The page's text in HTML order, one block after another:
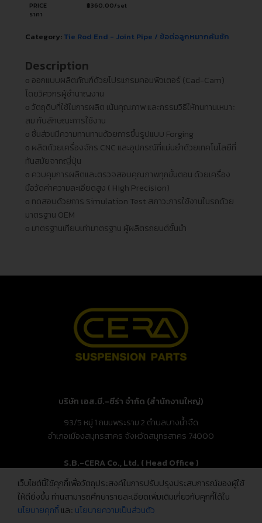
PRICE
ราคา
฿360.00/set
Category: Tie Rod End - Joint Pipe / ข้อต่อลูกหมากคันชัก
Description
ᴏ ออกแบบผลิตภัณฑ์ด้วยโปรแกรมคอมพิวเตอร์ (Cad-Cam)
โดยวิศวกรผู้ชำนาญงาน
ᴏ วัตถุดิบที่ใช้ในการผลิต เน้นคุณภาพ และกรรมวิธีให้ทนทานเหมาะ
สม กับลักษณะการใช้งาน
ᴏ ชิ้นส่วนมีความทานทานด้วยการขึ้นรูปแบบ Forging
ᴏ ผลิตด้วยเครื่องจักร CNC และอุปกรณ์ที่แม่นยำด้วยเทคโนโลยีที่
ทันสมัยจากญี่ปุ่น
ᴏ ควบคุมการผลิตและตรวจสอบคุณภาพทุกขั้นตอน ด้วยเครื่อง
มือวัดค่าความละเอียดสูง ( High Precision)
ᴏ ทดสอบด้วยการ Simulation Test สภาวะการใช้งานในรถด้วย
มาตรฐาน OEM
ᴏ มาตรฐานเทียบเท่ามาตรฐาน ผู้ผลิตรถยนต์ชั้นนำ
บริษัท เอส.บี.-ซีร่า จำกัด (สำนักงานใหญ่)
93/5 หมู่ 1 ถนนพระราม 2 ตำบลบางน้ำจืด
อำเภอเมืองสมุทรสาคร จังหวัดสมุทรสาคร 74000
S.B.-CERA Co., Ltd. ( Head Office )
93/5 Moo.1, Rama 2 Rd., Bang Nam Chuet,
Mueang Samut Sakhon, Samut Sakhon 74000, Thailand
เว็บไซต์นี้ใช้คุกกี้เพื่อวัตถุประสงค์ในการปรับปรุงประสบการณ์ของผู้ใช้
ให้ดียิ่งขึ้น ท่านสามารถศึกษารายละเอียดเพิ่มเติมเกี่ยวกับคุกกี้ได้ใน
นโยบายคุกกี้และ นโยบายความเป็นส่วนตัว